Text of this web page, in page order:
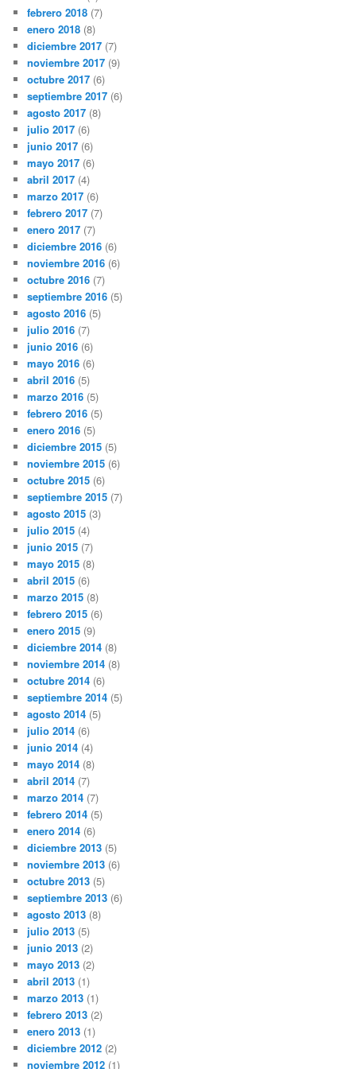
febrero 2018 (7)
enero 2018 (8)
diciembre 2017 (7)
noviembre 2017 (9)
octubre 2017 (6)
septiembre 2017 (6)
agosto 2017 (8)
julio 2017 (6)
junio 2017 (6)
mayo 2017 (6)
abril 2017 (4)
marzo 2017 (6)
febrero 2017 (7)
enero 2017 (7)
diciembre 2016 (6)
noviembre 2016 (6)
octubre 2016 (7)
septiembre 2016 (5)
agosto 2016 (5)
julio 2016 (7)
junio 2016 (6)
mayo 2016 (6)
abril 2016 (5)
marzo 2016 (5)
febrero 2016 (5)
enero 2016 (5)
diciembre 2015 (5)
noviembre 2015 (6)
octubre 2015 (6)
septiembre 2015 (7)
agosto 2015 (3)
julio 2015 (4)
junio 2015 (7)
mayo 2015 (8)
abril 2015 (6)
marzo 2015 (8)
febrero 2015 (6)
enero 2015 (9)
diciembre 2014 (8)
noviembre 2014 (8)
octubre 2014 (6)
septiembre 2014 (5)
agosto 2014 (5)
julio 2014 (6)
junio 2014 (4)
mayo 2014 (8)
abril 2014 (7)
marzo 2014 (7)
febrero 2014 (5)
enero 2014 (6)
diciembre 2013 (5)
noviembre 2013 (6)
octubre 2013 (5)
septiembre 2013 (6)
agosto 2013 (8)
julio 2013 (5)
junio 2013 (2)
mayo 2013 (2)
abril 2013 (1)
marzo 2013 (1)
febrero 2013 (2)
enero 2013 (1)
diciembre 2012 (2)
noviembre 2012 (1)